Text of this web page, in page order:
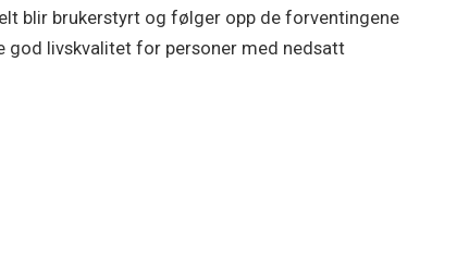
blir brukerstyrt og følger opp de forventingene
god livskvalitet for personer med nedsatt